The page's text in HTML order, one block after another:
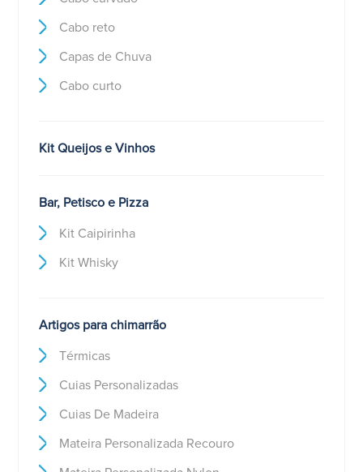
Cabo reto
Capas de Chuva
Cabo curto
Kit Queijos e Vinhos
Bar, Petisco e Pizza
Kit Caipirinha
Kit Whisky
Artigos para chimarrão
Térmicas
Cuias Personalizadas
Cuias De Madeira
Mateira Personalizada Recouro